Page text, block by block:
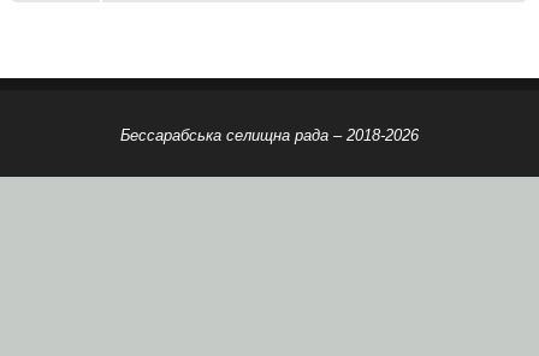
Бессарабська селищна рада – 2018-2026